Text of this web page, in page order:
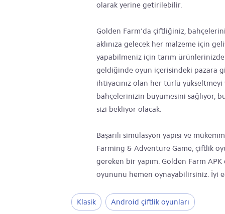
olarak yerine getirilebilir.
Golden Farm'da çiftliğiniz,
aklınıza gelecek her malzeme için
yapabilmeniz için tarım
geldiğinde oyun içerisindeki pazara
ihtiyacınız olan her türlü
bahçelerinizin büyümesini sağlıyor,
sizi bekliyor olacak.
Başarılı simülasyon yapısı ve
Farming & Adventure Game, çiftlik
gereken bir yapım. Golden Farm
oyununu hemen oynayabilirsiniz. İyi
Klasik Android çiftlik oyunları